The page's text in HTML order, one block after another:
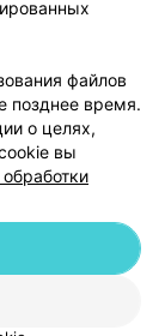
в Европе
рекламы
договор
файлов
позднее время.
о целях,
вы